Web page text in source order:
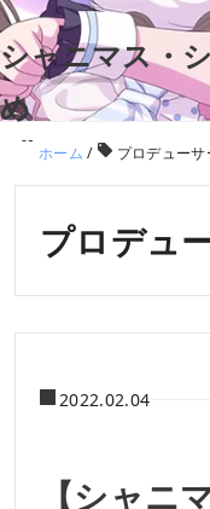
シャニマス・
め
ホーム / プロデューサ
プロデュ
2022.02.04
【シャニ